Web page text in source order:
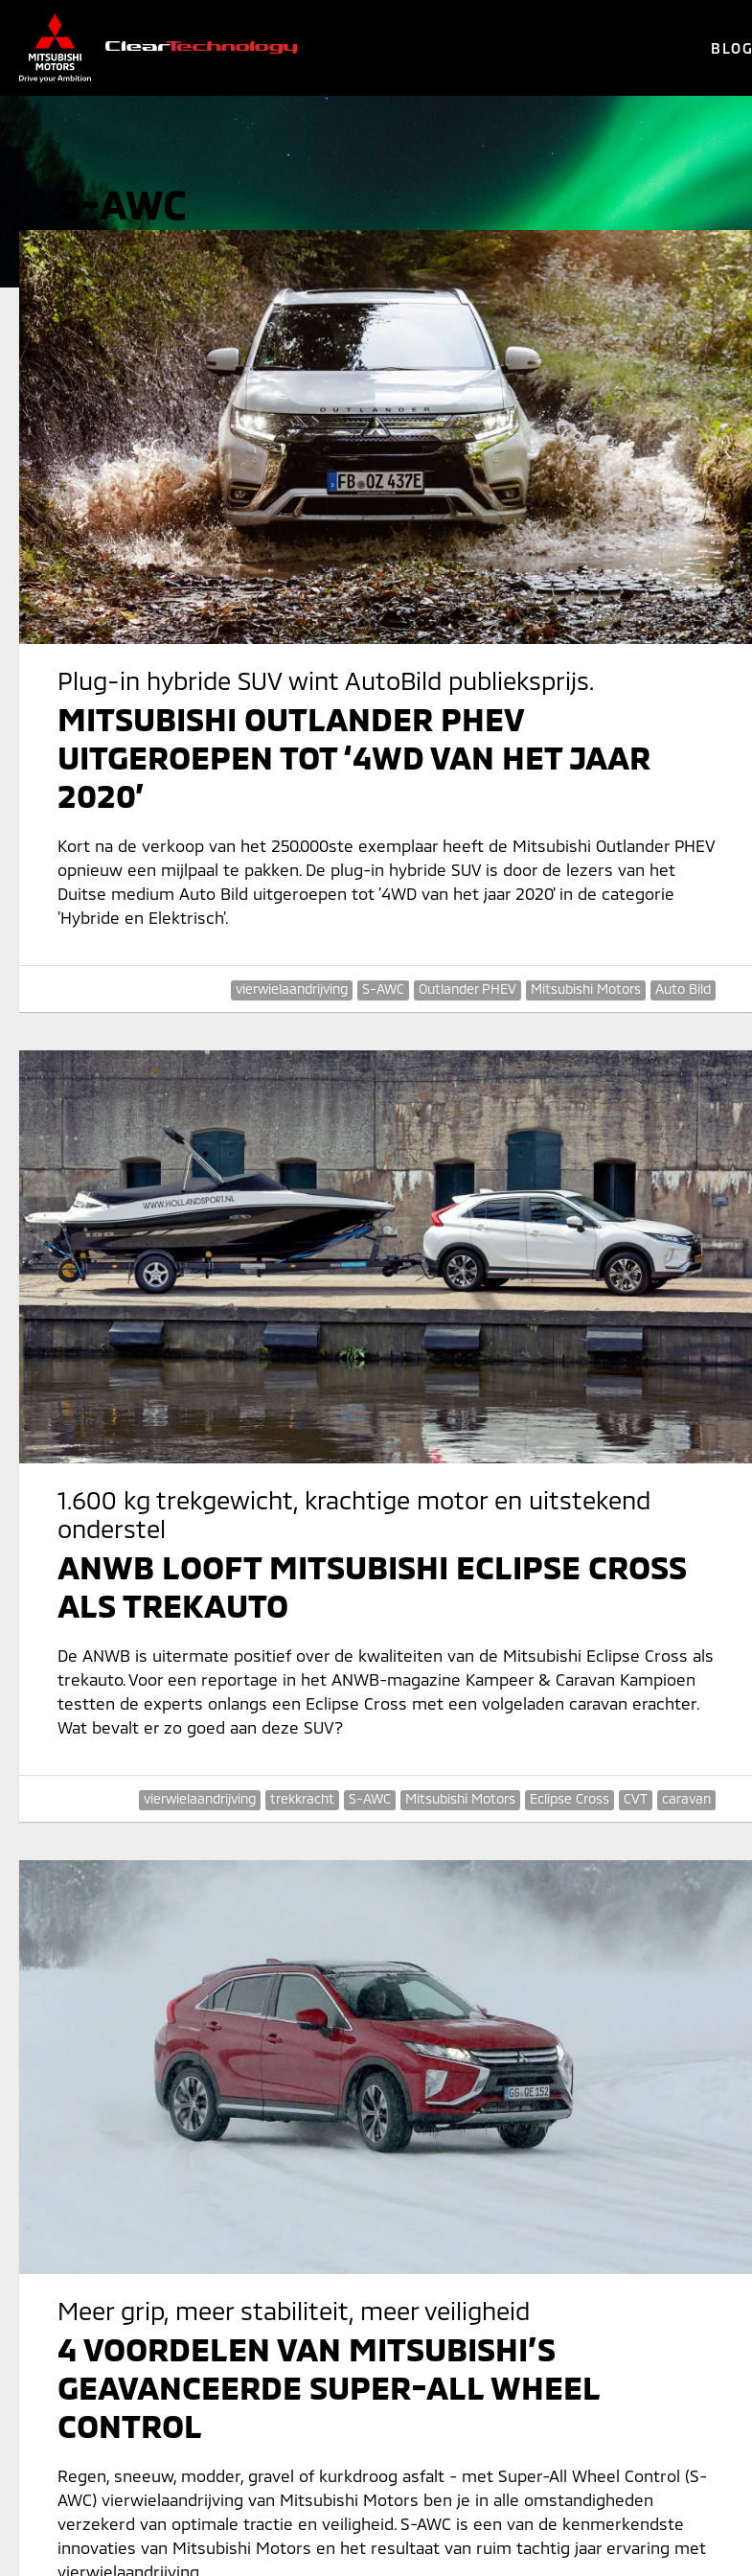
BLOG
S-AWC
Plug-in hybride SUV wint AutoBild publieksprijs.
MITSUBISHI OUTLANDER PHEV
UITGEROEPEN TOT ‘4WD VAN HET JAAR
2020’
Kort na de verkoop van het 250.000ste exemplaar heeft de Mitsubishi Outlander PHEV
opnieuw een mijlpaal te pakken. De plug-in hybride SUV is door de lezers van het
Duitse medium Auto Bild uitgeroepen tot '4WD van het jaar 2020' in de categorie
'Hybride en Elektrisch'.
Auto Bild
Mitsubishi Motors
Outlander PHEV
S-AWC
vierwielaandrijving
1.600 kg trekgewicht, krachtige motor en uitstekend
onderstel
ANWB LOOFT MITSUBISHI ECLIPSE CROSS
ALS TREKAUTO
De ANWB is uitermate positief over de kwaliteiten van de Mitsubishi Eclipse Cross als
trekauto. Voor een reportage in het ANWB-magazine Kampeer & Caravan Kampioen
testten de experts onlangs een Eclipse Cross met een volgeladen caravan erachter.
Wat bevalt er zo goed aan deze SUV?
caravan
CVT
Eclipse Cross
Mitsubishi Motors
S-AWC
trekkracht
vierwielaandrijving
Meer grip, meer stabiliteit, meer veiligheid
4 VOORDELEN VAN MITSUBISHI’S
GEAVANCEERDE SUPER-ALL WHEEL
CONTROL
Regen, sneeuw, modder, gravel of kurkdroog asfalt - met Super-All Wheel Control (S-
AWC) vierwielaandrijving van Mitsubishi Motors ben je in alle omstandigheden
verzekerd van optimale tractie en veiligheid. S-AWC is een van de kenmerkendste
innovaties van Mitsubishi Motors en het resultaat van ruim tachtig jaar ervaring met
vierwielaandrijving.